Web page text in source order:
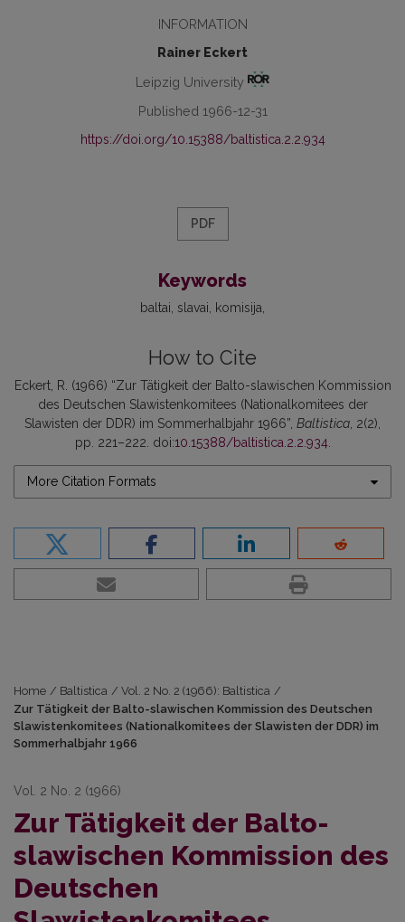
INFORMATION
Rainer Eckert
Leipzig University
Published 1966-12-31
https://doi.org/10.15388/baltistica.2.2.934
PDF
Keywords
baltai slavai komisija
How to Cite
Eckert, R. (1966) “Zur Tätigkeit der Balto-slawischen Kommission
des Deutschen Slawistenkomitees (Nationalkomitees der
Slawisten der DDR) im Sommerhalbjahr 1966”, Baltistica , 2(2),
pp. 221–222. doi:10.15388/baltistica.2.2.934.
More Citation Formats
Home / Baltistica / Vol. 2 No. 2 (1966): Baltistica /
Zur Tätigkeit der Balto-slawischen Kommission des Deutschen
Slawistenkomitees (Nationalkomitees der Slawisten der DDR) im
Sommerhalbjahr 1966
Vol. 2 No. 2 (1966)
Zur Tätigkeit der Balto-
slawischen Kommission des
Deutschen